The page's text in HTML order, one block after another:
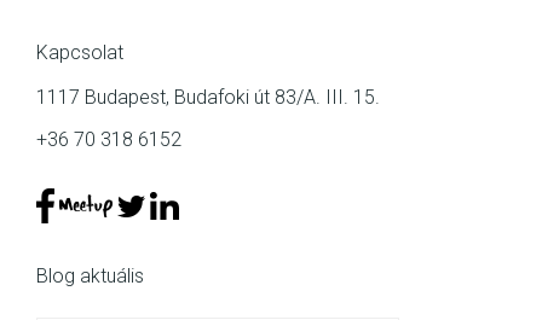
Kapcsolat
1117 Budapest, Budafoki út 83/A. III. 15.
+36 70 318 6152
Blog aktuális